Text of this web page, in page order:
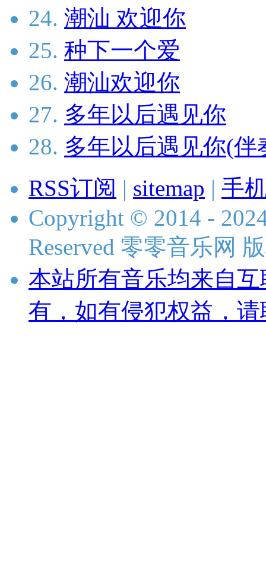
24. 潮汕 欢迎你
25. 种下一个爱
26. 潮汕欢迎你
27. 多年以后遇见你
28. 多年以后遇见你(伴
RSS订阅 | sitemap | 手
Copyright © 2014 -
Reserved 零零音乐网
本站所有音乐均来自
有，如有侵犯权益，